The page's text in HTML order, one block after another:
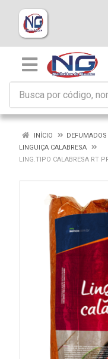
INÍCIO
DEFUMADOS
LINGUIÇA CALABRESA
LING.TIPO CALABRESA RT